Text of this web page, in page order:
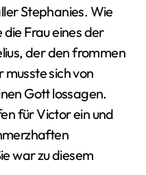
Stephanies. Wie
Frau eines der
der den frommen
sich von
Gott lossagen.
für Victor ein und
war zu diesem